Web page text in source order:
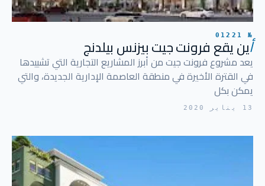
№ 01221
أين يقع فرونت جيت بيزنس بيلدنج
يعد مشروع فرونت جيت من أبرز المشاريع التجارية التي تشييدها
في القترة الأخيرة في منطقة العاصمة الإدارية الجديدة، والتي
يمكن بكل
13 يناير 2020